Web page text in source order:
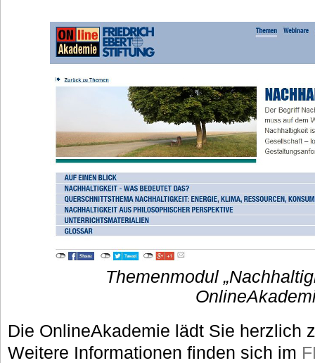
Themenmodul
Die OnlineAkademie lädt Sie herzlich
Weitere Informationen finden sich im